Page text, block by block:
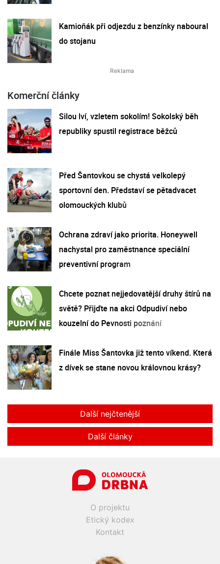
Kamioňák při odjezdu z benzínky naboural
do stojanu
Komerční články
Silou lví, vzletem sokolím! Sokolský běh
republiky spustil registrace běžců
Před Šantovkou se chystá velkolepý
sportovní den. Představí se pětadvacet
olomouckých klubů
Ochrana zdraví jako priorita. Honeywell
nachystal pro zaměstnance speciální
preventivní program
Chcete poznat nejjedovatější druhy štírů na
světě? Přijďte na akci Odpudiví nebo
kouzelní do Pevnosti poznání
Finále Miss Šantovka již tento víkend. Která
z dívek se stane novou královnou krásy?
Další nejčtenější
Další články
O projektu
Etický kodex
Kontakt